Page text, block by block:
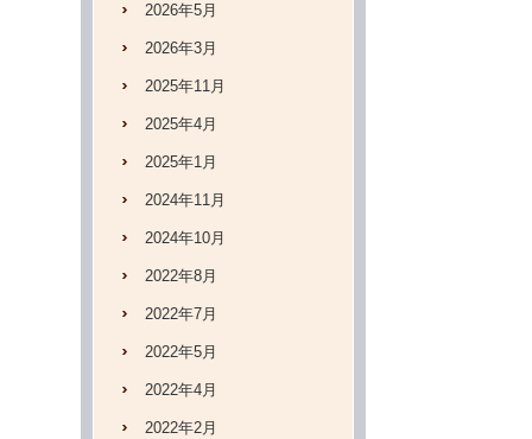
2026年5月
2026年3月
2025年11月
2025年4月
2025年1月
2024年11月
2024年10月
2022年8月
2022年7月
2022年5月
2022年4月
2022年2月